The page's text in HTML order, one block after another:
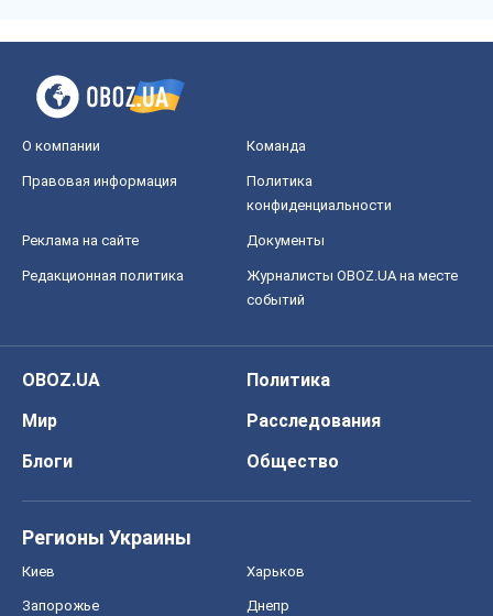
О компании Команда
Правовая информация
Политика
конфиденциальности
Реклама на сайте Документы
Редакционная политика
Журналисты OBOZ.UA на месте
событий
OBOZ.UA
Политика
Мир
Расследования
Блоги
Общество
Регионы Украины
Киев Харьков
Запорожье Днепр